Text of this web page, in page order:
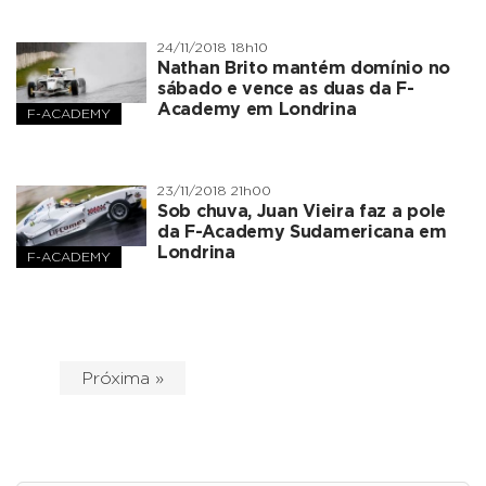
F-ACADEMY
24/11/2018 18h10
Nathan Brito mantém domínio no
sábado e vence as duas da F-
Academy em Londrina
F-ACADEMY
23/11/2018 21h00
Sob chuva, Juan Vieira faz a pole
da F-Academy Sudamericana em
Londrina
Próxima »